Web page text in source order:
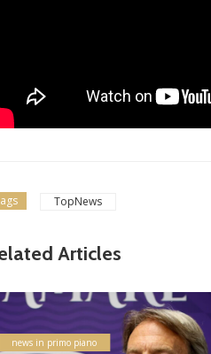
TopNews
Articles
news in primo piano